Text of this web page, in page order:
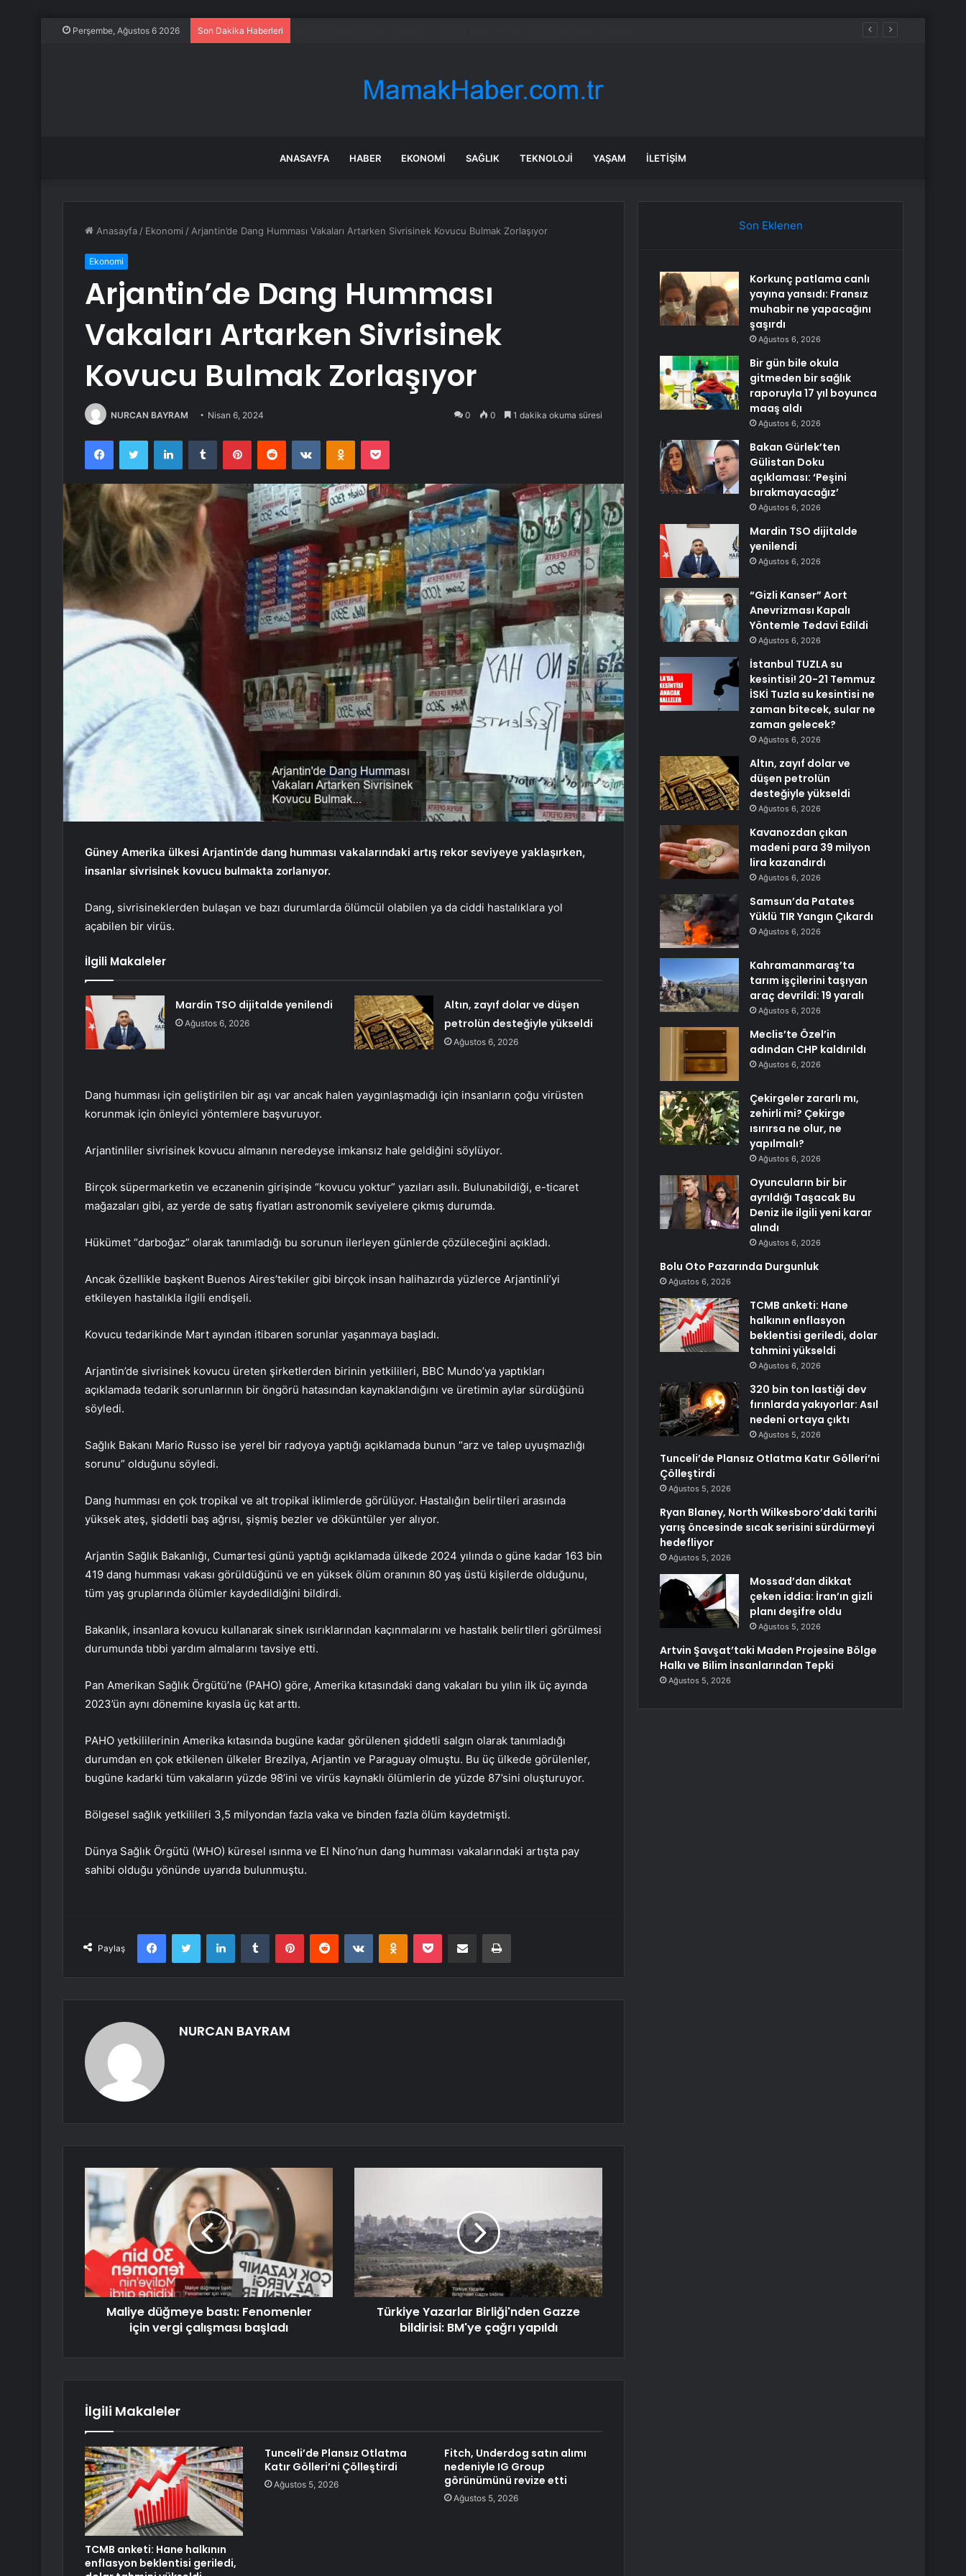
Perşembe, Ağustos 6 2026 Son Dakika Haberleri
ANASAYFA HABER EKONOMI SAĞLIK TEKNOLOJI YAŞAM İLETIŞIM
Anasayfa / Ekonomi / Arjantin’de Dang Humması Vakaları Artarken Sivrisinek Kovucu Bulmak Zorlaşıyor
Ekonomi
Arjantin’de Dang Humması
Vakaları Artarken Sivrisinek
Kovucu Bulmak Zorlaşıyor
NURCAN BAYRAM Nisan 6, 2024 0 0 1 dakika okuma süresi
FacebookTwitter LinkedInTumblr PinterestReddit VKontakteOdnoklassniki
Pocket
Güney Amerika ülkesi Arjantin’de dang humması vakalarındaki artış rekor seviyeye yaklaşırken,
insanlar sivrisinek kovucu bulmakta zorlanıyor.
Dang, sivrisineklerden bulaşan ve bazı durumlarda ölümcül olabilen ya da ciddi hastalıklara yol
açabilen bir virüs.
İlgili Makaleler
Mardin TSO dijitalde yenilendi
Ağustos 6, 2026
Altın, zayıf dolar ve düşen
petrolün desteğiyle yükseldi
Ağustos 6, 2026
Dang humması için geliştirilen bir aşı var ancak halen yaygınlaşmadığı için insanların çoğu virüsten
korunmak için önleyici yöntemlere başvuruyor.
Arjantinliler sivrisinek kovucu almanın neredeyse imkansız hale geldiğini söylüyor.
Birçok süpermarketin ve eczanenin girişinde “kovucu yoktur” yazıları asılı. Bulunabildiği, e-ticaret
mağazaları gibi, az yerde de satış fiyatları astronomik seviyelere çıkmış durumda.
Hükümet “darboğaz” olarak tanımladığı bu sorunun ilerleyen günlerde çözüleceğini açıkladı.
Ancak özellikle başkent Buenos Aires’tekiler gibi birçok insan halihazırda yüzlerce Arjantinli’yi
etkileyen hastalıkla ilgili endişeli.
Kovucu tedarikinde Mart ayından itibaren sorunlar yaşanmaya başladı.
Arjantin’de sivrisinek kovucu üreten şirketlerden birinin yetkilileri, BBC Mundo’ya yaptıkları
açıklamada tedarik sorunlarının bir öngörü hatasından kaynaklandığını ve üretimin aylar sürdüğünü
söyledi.
Sağlık Bakanı Mario Russo ise yerel bir radyoya yaptığı açıklamada bunun “arz ve talep uyuşmazlığı
sorunu” olduğunu söyledi.
Dang humması en çok tropikal ve alt tropikal iklimlerde görülüyor. Hastalığın belirtileri arasında
yüksek ateş, şiddetli baş ağrısı, şişmiş bezler ve döküntüler yer alıyor.
Arjantin Sağlık Bakanlığı, Cumartesi günü yaptığı açıklamada ülkede 2024 yılında o güne kadar 163 bin
419 dang humması vakası görüldüğünü ve en yüksek ölüm oranının 80 yaş üstü kişilerde olduğunu,
tüm yaş gruplarında ölümler kaydedildiğini bildirdi.
Bakanlık, insanlara kovucu kullanarak sinek ısırıklarından kaçınmalarını ve hastalık belirtileri görülmesi
durumunda tıbbi yardım almalarını tavsiye etti.
Pan Amerikan Sağlık Örgütü’ne (PAHO) göre, Amerika kıtasındaki dang vakaları bu yılın ilk üç ayında
2023’ün aynı dönemine kıyasla üç kat arttı.
PAHO yetkililerinin Amerika kıtasında bugüne kadar görülenen şiddetli salgın olarak tanımladığı
durumdan en çok etkilenen ülkeler Brezilya, Arjantin ve Paraguay olmuştu. Bu üç ülkede görülenler,
bugüne kadarki tüm vakaların yüzde 98’ini ve virüs kaynaklı ölümlerin de yüzde 87’sini oluşturuyor.
Bölgesel sağlık yetkilileri 3,5 milyondan fazla vaka ve binden fazla ölüm kaydetmişti.
Dünya Sağlık Örgütü (WHO) küresel ısınma ve El Nino’nun dang humması vakalarındaki artışta pay
sahibi olduğu yönünde uyarıda bulunmuştu.
Paylaş
FacebookTwitter LinkedInTumblr PinterestReddit VKontakteOdnoklassniki
Pocket E-Posta ile paylaş Yazdır
NURCAN BAYRAM
Maliye düğmeye bastı: Fenomenler
için vergi çalışması başladı
Türkiye Yazarlar Birliği'nden Gazze
bildirisi: BM'ye çağrı yapıldı
İlgili Makaleler
TCMB anketi: Hane halkının
enflasyon beklentisi geriledi,
Tunceli’de Plansız Otlatma
Katır Gölleri’ni Çölleştirdi
Ağustos 5, 2026
Fitch, Underdog satın alımı
nedeniyle IG Group
görünümünü revize etti
Ağustos 5, 2026
Son Eklenen
Korkunç patlama canlı
yayına yansıdı: Fransız
muhabir ne yapacağını
şaşırdı
Ağustos 6, 2026
Bir gün bile okula
gitmeden bir sağlık
raporuyla 17 yıl boyunca
maaş aldı
Ağustos 6, 2026
Bakan Gürlek’ten
Gülistan Doku
açıklaması: ‘Peşini
bırakmayacağız’
Ağustos 6, 2026
Mardin TSO dijitalde
yenilendi
Ağustos 6, 2026
“Gizli Kanser” Aort
Anevrizması Kapalı
Yöntemle Tedavi Edildi
Ağustos 6, 2026
İstanbul TUZLA su
kesintisi! 20-21 Temmuz
İSKİ Tuzla su kesintisi ne
zaman bitecek, sular ne
zaman gelecek?
Ağustos 6, 2026
Altın, zayıf dolar ve
düşen petrolün
desteğiyle yükseldi
Ağustos 6, 2026
Kavanozdan çıkan
madeni para 39 milyon
lira kazandırdı
Ağustos 6, 2026
Samsun’da Patates
Yüklü TIR Yangın Çıkardı
Ağustos 6, 2026
Kahramanmaraş’ta
tarım işçilerini taşıyan
araç devrildi: 19 yaralı
Ağustos 6, 2026
Meclis’te Özel’in
adından CHP kaldırıldı
Ağustos 6, 2026
Çekirgeler zararlı mı,
zehirli mi? Çekirge
ısırırsa ne olur, ne
yapılmalı?
Ağustos 6, 2026
Oyuncuların bir bir
ayrıldığı Taşacak Bu
Deniz ile ilgili yeni karar
alındı
Ağustos 6, 2026
Bolu Oto Pazarında Durgunluk
Ağustos 6, 2026
TCMB anketi: Hane
halkının enflasyon
beklentisi geriledi, dolar
tahmini yükseldi
Ağustos 6, 2026
320 bin ton lastiği dev
fırınlarda yakıyorlar: Asıl
nedeni ortaya çıktı
Ağustos 5, 2026
Tunceli’de Plansız Otlatma Katır Gölleri’ni
Çölleştirdi
Ağustos 5, 2026
Ryan Blaney, North Wilkesboro’daki tarihi
yarış öncesinde sıcak serisini sürdürmeyi
hedefliyor
Ağustos 5, 2026
Mossad’dan dikkat
çeken iddia: İran’ın gizli
planı deşifre oldu
Ağustos 5, 2026
Artvin Şavşat’taki Maden Projesine Bölge
Halkı ve Bilim İnsanlarından Tepki
Ağustos 5, 2026